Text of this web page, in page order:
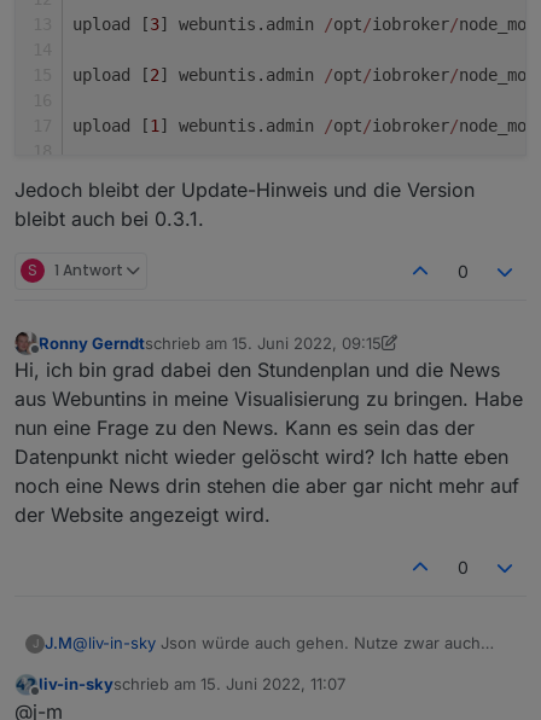
upload [3] webuntis.admin /opt/iobroker/
upload [2] webuntis.admin /opt/iobroker/
upload [1 ] webuntis.admin /opt/iobroker/
Process exited
Jedoch bleibt der Update-Hinweis und die Version
bleibt auch bei 0.3.1.
S 1 Antwort 0
Offline
Ronny Gerndtschrieb am 15. Juni 2022, 09:15
zuletzt editiert von Ronny Gerndt
Hi, ich bin grad dabei den Stundenplan und die News
aus Webuntins in meine Visualisierung zu bringen. Habe
nun eine Frage zu den News. Kann es sein das der
Datenpunkt nicht wieder gelöscht wird? Ich hatte eben
noch eine News drin stehen die aber gar nicht mehr auf
der Website angezeigt wird.
0
J J.M@liv-in-sky Json würde auch gehen. Nutze zwar auch
es auch möglich.
Offline
liv-in-skyschrieb am 15. Juni 2022, 11:07
zuletzt editiert von
@j-m